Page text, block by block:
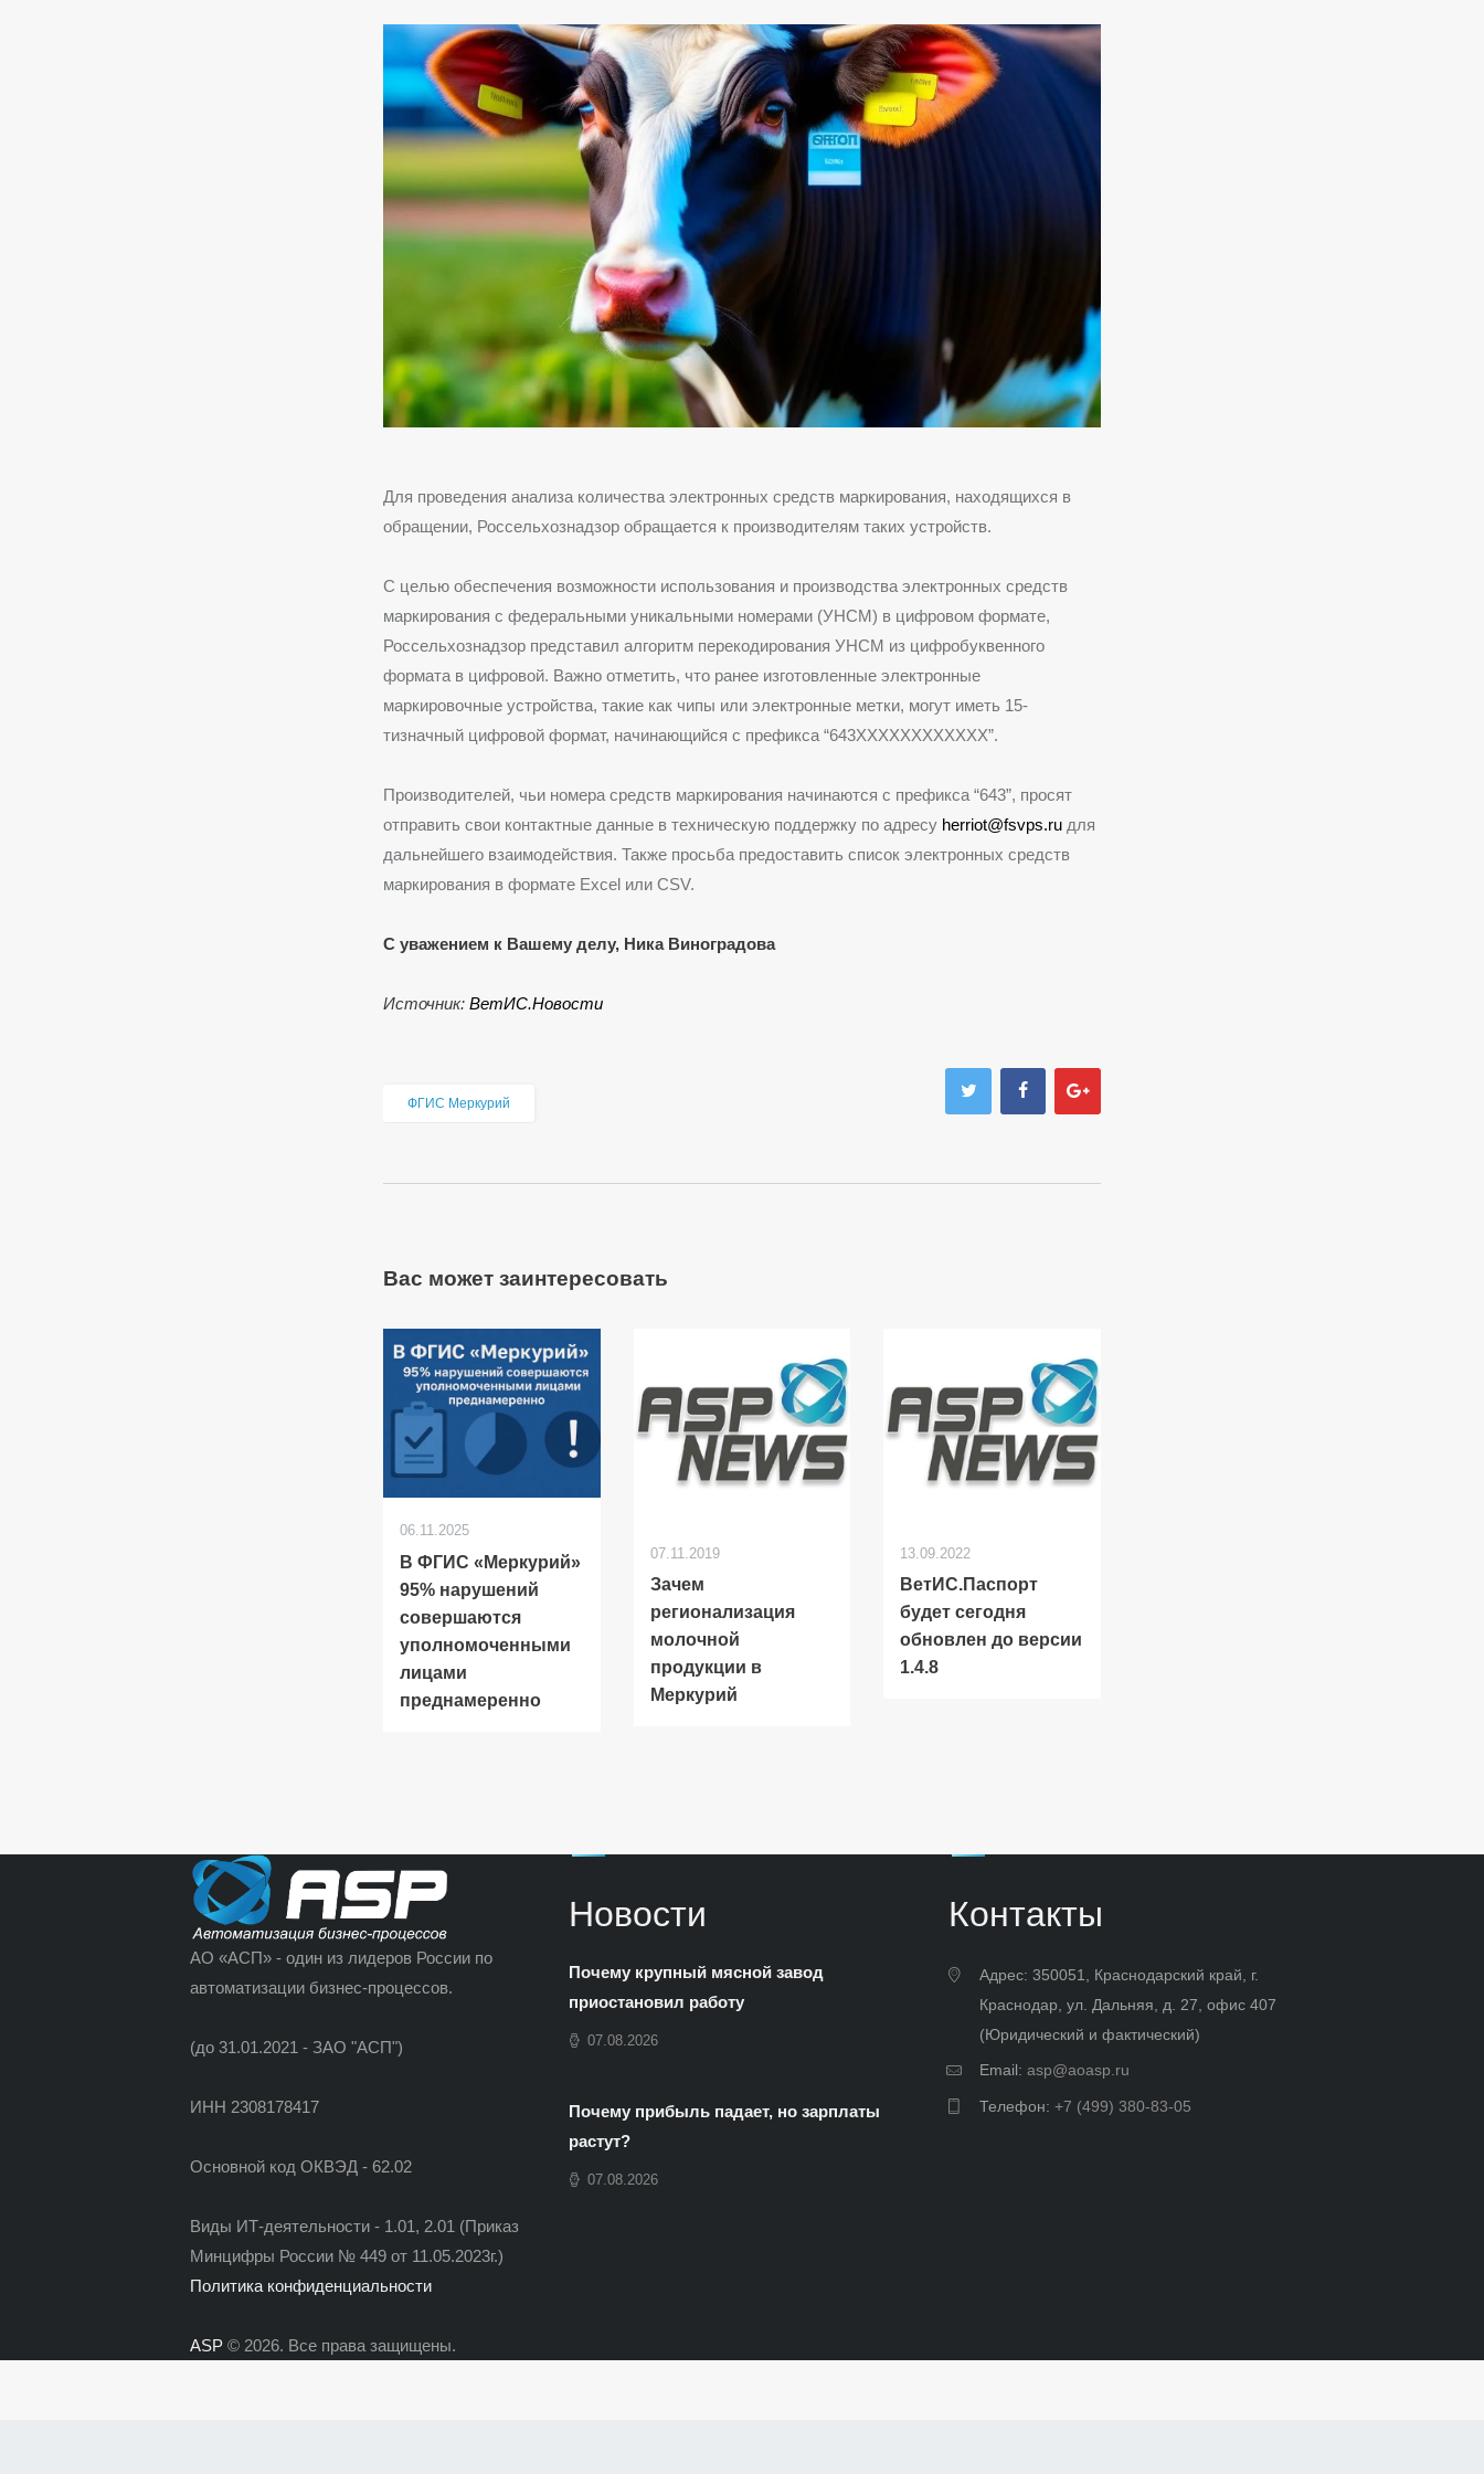
Для проведения анализа количества электронных средств маркирования, находящихся в
обращении, Россельхознадзор обращается к производителям таких устройств.
С целью обеспечения возможности использования и производства электронных средств
маркирования с федеральными уникальными номерами (УНСМ) в цифровом формате,
Россельхознадзор представил алгоритм перекодирования УНСМ из цифробуквенного
формата в цифровой. Важно отметить, что ранее изготовленные электронные
маркировочные устройства, такие как чипы или электронные метки, могут иметь 15-
тизначный цифровой формат, начинающийся с префикса “643XXXXXXXXXXXX”.
Производителей, чьи номера средств маркирования начинаются с префикса “643”, просят
отправить свои контактные данные в техническую поддержку по адресу herriot@fsvps.ru для
дальнейшего взаимодействия. Также просьба предоставить список электронных средств
маркирования в формате Exсel или CSV.
С уважением к Вашему делу, Ника Виноградова
Источник: ВетИС.Новости
ФГИС Меркурий
Вас может заинтересовать
06.11.2025
В ФГИС «Меркурий»
95% нарушений
совершаются
уполномоченными
лицами
преднамеренно
07.11.2019
Зачем
регионализация
молочной
продукции в
Меркурий
13.09.2022
ВетИС.Паспорт
будет сегодня
обновлен до версии
1.4.8
АО «АСП» - один из лидеров России по
автоматизации бизнес-процессов.
(до 31.01.2021 - ЗАО "АСП")
ИНН 2308178417
Основной код ОКВЭД - 62.02
Виды ИТ-деятельности - 1.01, 2.01 (Приказ
Минцифры России № 449 от 11.05.2023г.)
Новости
Почему крупный мясной завод
приостановил работу
07.08.2026
Почему прибыль падает, но зарплаты
растут?
07.08.2026
Контакты
Адрес: 350051, Краснодарский край, г.
Краснодар, ул. Дальняя, д. 27, офис 407
(Юридический и фактический)
Email: asp@aoasp.ru
Телефон: +7 (499) 380-83-05
Политика конфиденциальности
ASP © 2026. Все права защищены.